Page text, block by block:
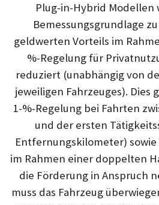
Plug-in-Hybrid Modellen
Bemessungsgrundlage
geldwerten Vorteils im
%-Regelung für
reduziert (unabhängig von
jeweiligen Fahrzeuges). Dies
1‑%‑Regelung bei Fahrten
und der ersten
Entfernungskilometer)
im Rahmen einer doppelten
die Förderung in Anspruch
muss das Fahrzeug